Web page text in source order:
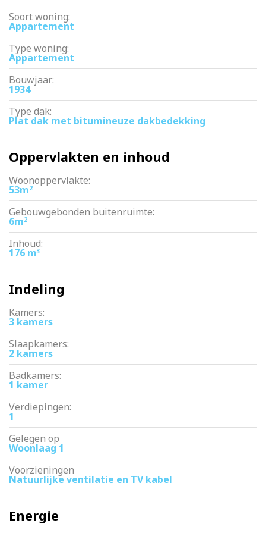
Soort woning:
Appartement
Type woning:
Appartement
Bouwjaar:
1934
Type dak:
Plat dak met bitumineuze dakbedekking
Oppervlakten en inhoud
Woonoppervlakte:
53m2
Gebouwgebonden buitenruimte:
6m2
Inhoud:
176 m3
Indeling
Kamers:
3 kamers
Slaapkamers:
2 kamers
Badkamers:
1 kamer
Verdiepingen:
1
Gelegen op
Woonlaag 1
Voorzieningen
Natuurlijke ventilatie en TV kabel
Energie